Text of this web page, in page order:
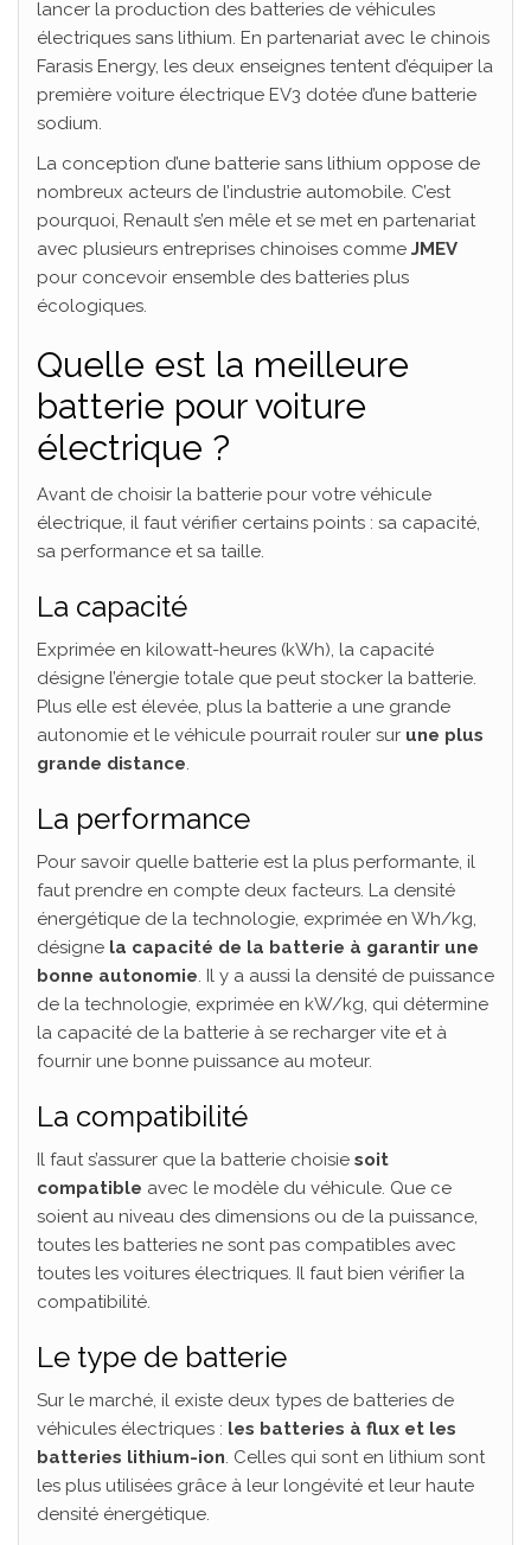
lancer la production des batteries de véhicules
électriques sans lithium. En partenariat avec le chinois
Farasis Energy, les deux enseignes tentent d’équiper la
première voiture électrique EV3 dotée d’une batterie
sodium.
La conception d’une batterie sans lithium oppose de
nombreux acteurs de l’industrie automobile. C’est
pourquoi, Renault s’en mêle et se met en partenariat
avec plusieurs entreprises chinoises comme JMEV
pour concevoir ensemble des batteries plus
écologiques.
Quelle est la meilleure
batterie pour voiture
électrique ?
Avant de choisir la batterie pour votre véhicule
électrique, il faut vérifier certains points : sa capacité,
sa performance et sa taille.
La capacité
Exprimée en kilowatt-heures (kWh), la capacité
désigne l’énergie totale que peut stocker la batterie.
Plus elle est élevée, plus la batterie a une grande
autonomie et le véhicule pourrait rouler sur une plus
grande distance.
La performance
Pour savoir quelle batterie est la plus performante, il
faut prendre en compte deux facteurs. La densité
énergétique de la technologie, exprimée en Wh/kg,
désigne la capacité de la batterie à garantir une
bonne autonomie. Il y a aussi la densité de puissance
de la technologie, exprimée en kW/kg, qui détermine
la capacité de la batterie à se recharger vite et à
fournir une bonne puissance au moteur.
La compatibilité
Il faut s’assurer que la batterie choisie soit
compatible avec le modèle du véhicule. Que ce
soient au niveau des dimensions ou de la puissance,
toutes les batteries ne sont pas compatibles avec
toutes les voitures électriques. Il faut bien vérifier la
compatibilité.
Le type de batterie
Sur le marché, il existe deux types de batteries de
véhicules électriques : les batteries à flux et les
batteries lithium-ion. Celles qui sont en lithium sont
les plus utilisées grâce à leur longévité et leur haute
densité énergétique.